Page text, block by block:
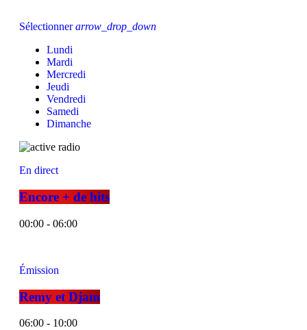
Sélectionnerarrow_drop_down
Lundi
Mardi
Mercredi
Jeudi
Vendredi
Samedi
Dimanche
En direct
Encore + de hits
00:00 - 06:00
Émission
Remy et Djam
06:00 - 10:00